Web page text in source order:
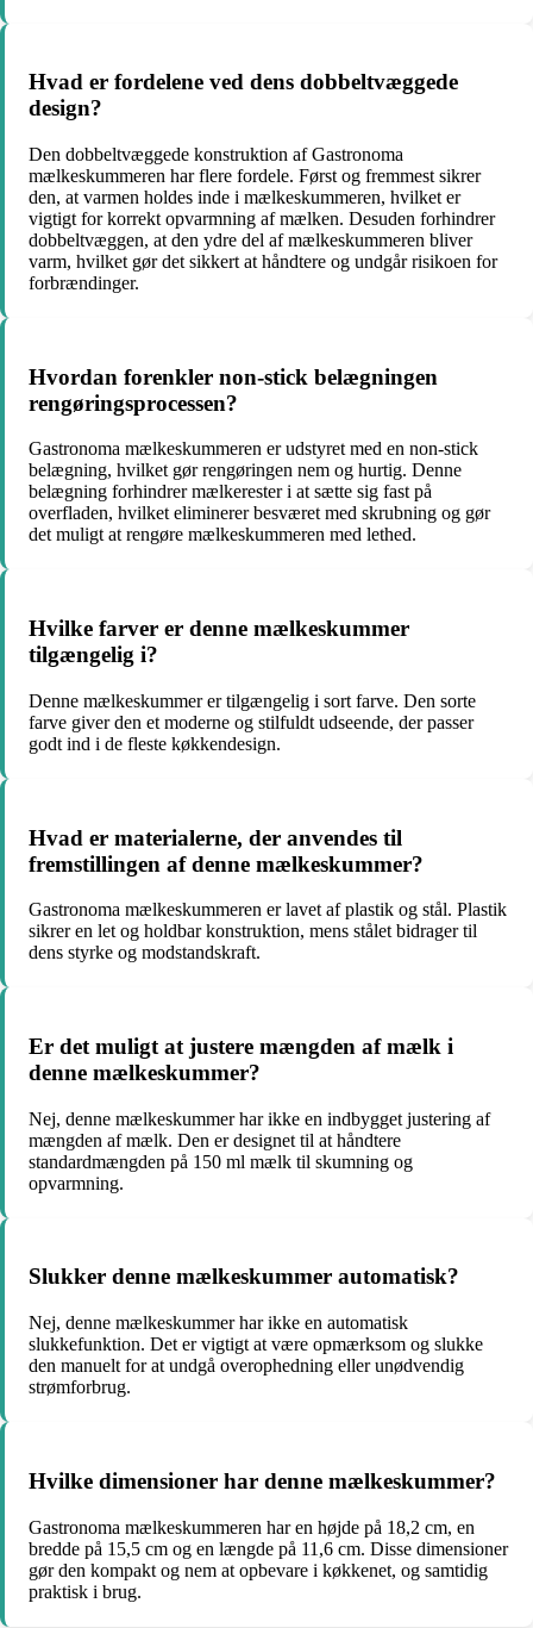
Hvad er fordelene ved dens dobbeltvæggede
design?
Den dobbeltvæggede konstruktion af Gastronoma
mælkeskummeren har flere fordele. Først og fremmest sikrer
den, at varmen holdes inde i mælkeskummeren, hvilket er
vigtigt for korrekt opvarmning af mælken. Desuden forhindrer
dobbeltvæggen, at den ydre del af mælkeskummeren bliver
varm, hvilket gør det sikkert at håndtere og undgår risikoen for
forbrændinger.
Hvordan forenkler non-stick belægningen
rengøringsprocessen?
Gastronoma mælkeskummeren er udstyret med en non-stick
belægning, hvilket gør rengøringen nem og hurtig. Denne
belægning forhindrer mælkerester i at sætte sig fast på
overfladen, hvilket eliminerer besværet med skrubning og gør
det muligt at rengøre mælkeskummeren med lethed.
Hvilke farver er denne mælkeskummer
tilgængelig i?
Denne mælkeskummer er tilgængelig i sort farve. Den sorte
farve giver den et moderne og stilfuldt udseende, der passer
godt ind i de fleste køkkendesign.
Hvad er materialerne, der anvendes til
fremstillingen af denne mælkeskummer?
Gastronoma mælkeskummeren er lavet af plastik og stål. Plastik
sikrer en let og holdbar konstruktion, mens stålet bidrager til
dens styrke og modstandskraft.
Er det muligt at justere mængden af mælk i
denne mælkeskummer?
Nej, denne mælkeskummer har ikke en indbygget justering af
mængden af mælk. Den er designet til at håndtere
standardmængden på 150 ml mælk til skumning og
opvarmning.
Slukker denne mælkeskummer automatisk?
Nej, denne mælkeskummer har ikke en automatisk
slukkefunktion. Det er vigtigt at være opmærksom og slukke
den manuelt for at undgå overophedning eller unødvendig
strømforbrug.
Hvilke dimensioner har denne mælkeskummer?
Gastronoma mælkeskummeren har en højde på 18,2 cm, en
bredde på 15,5 cm og en længde på 11,6 cm. Disse dimensioner
gør den kompakt og nem at opbevare i køkkenet, og samtidig
praktisk i brug.